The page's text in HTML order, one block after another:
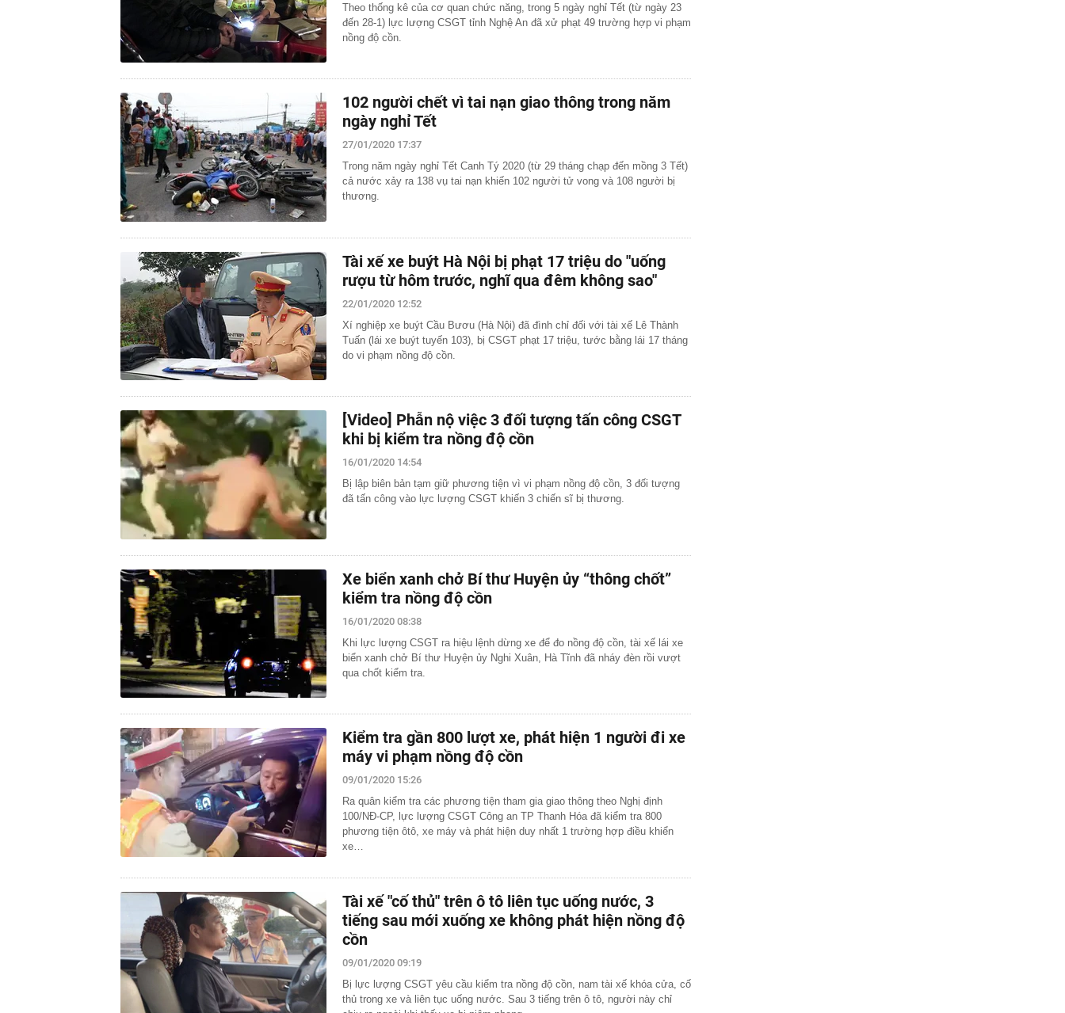
Theo thống kê của cơ quan chức năng, trong 5 ngày nghỉ Tết (từ ngày 23
đến 28-1) lực lượng CSGT tỉnh Nghệ An đã xử phạt 49 trường hợp vi phạm
nồng độ cồn.
102 người chết vì tai nạn giao thông trong năm
ngày nghỉ Tết
27/01/2020 17:37
Trong năm ngày nghỉ Tết Canh Tý 2020 (từ 29 tháng chạp đến mồng 3 Tết)
cả nước xảy ra 138 vụ tai nạn khiến 102 người tử vong và 108 người bị
thương.
Tài xế xe buýt Hà Nội bị phạt 17 triệu do "uống
rượu từ hôm trước, nghĩ qua đêm không sao"
22/01/2020 12:52
Xí nghiệp xe buýt Cầu Bươu (Hà Nội) đã đình chỉ đối với tài xế Lê Thành
Tuấn (lái xe buýt tuyến 103), bị CSGT phạt 17 triệu, tước bằng lái 17 tháng
do vi phạm nồng độ cồn.
[Video] Phẫn nộ việc 3 đối tượng tấn công CSGT
khi bị kiểm tra nồng độ cồn
16/01/2020 14:54
Bị lập biên bản tạm giữ phương tiện vì vi phạm nồng độ cồn, 3 đối tượng
đã tấn công vào lực lượng CSGT khiến 3 chiến sĩ bị thương.
Xe biển xanh chở Bí thư Huyện ủy “thông chốt”
kiểm tra nồng độ cồn
16/01/2020 08:38
Khi lực lượng CSGT ra hiệu lệnh dừng xe để đo nồng độ cồn, tài xế lái xe
biển xanh chở Bí thư Huyện ủy Nghi Xuân, Hà Tĩnh đã nháy đèn rồi vượt
qua chốt kiểm tra.
Kiểm tra gần 800 lượt xe, phát hiện 1 người đi xe
máy vi phạm nồng độ cồn
09/01/2020 15:26
Ra quân kiểm tra các phương tiện tham gia giao thông theo Nghị định
100/NĐ-CP, lực lượng CSGT Công an TP Thanh Hóa đã kiểm tra 800
phương tiện ôtô, xe máy và phát hiện duy nhất 1 trường hợp điều khiển
xe…
Tài xế "cố thủ" trên ô tô liên tục uống nước, 3
tiếng sau mới xuống xe không phát hiện nồng độ
cồn
09/01/2020 09:19
Bị lực lượng CSGT yêu cầu kiểm tra nồng độ cồn, nam tài xế khóa cửa, cố
thủ trong xe và liên tục uống nước. Sau 3 tiếng trên ô tô, người này chỉ